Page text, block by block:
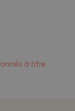
à titre